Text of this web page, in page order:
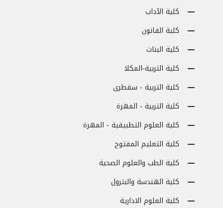
كلية الآداب
كلية القانون
كلية البنات
كلية التربية-المكلا
كلية التربية - سقطرى
كلية التربية - المهرة
كلية العلوم التطبيقية - المهرة
كلية التعليم المفتوح
كلية الطب والعلوم الصحية
كلية الهندسة والبترول
كلية العلوم الادارية